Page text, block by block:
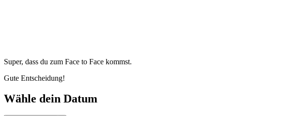
Super, dass du zum Face to Face kommst.
Gute Entscheidung!
Wähle dein Datum